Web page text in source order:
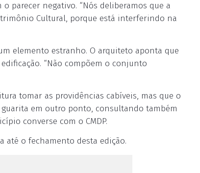
parecer negativo. “Nós deliberamos que a
Cultural, porque está interferindo na
elemento estranho. O arquiteto aponta que
“Não compõem o conjunto
tomar as providências cabíveis, mas que o
em outro ponto, consultando também
converse com o CMDP.
até o fechamento desta edição.